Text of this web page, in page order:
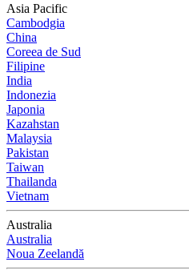
Asia Pacific
Cambodgia
China
Coreea de Sud
Filipine
India
Indonezia
Japonia
Kazahstan
Malaysia
Pakistan
Taiwan
Thailanda
Vietnam
Australia
Australia
Noua Zeelandă